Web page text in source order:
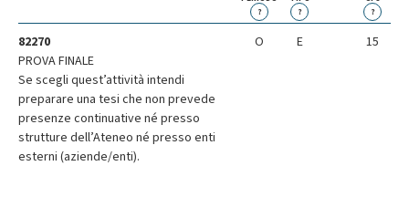
?
?
?
82270
PROVA FINALE
Se scegli quest’attività intendi
preparare una tesi che non prevede
presenze continuative né presso
strutture dell’Ateneo né presso enti
esterni (aziende/enti).
O E 15